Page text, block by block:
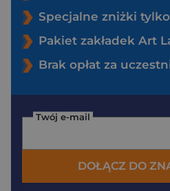
Specjalne zniżki
Pakiet zakładek Art
Brak opłat za
Twój e-mail
DOŁĄCZ DO